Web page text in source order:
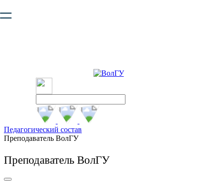
безопасную работу с сайтом. Пожалуйста
Педагогический состав
Преподаватель ВолГУ
Преподаватель ВолГУ